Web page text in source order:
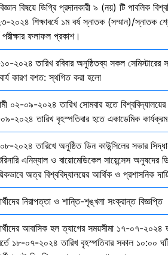
বিষয়ে ডিগ্রি প্রদানকারী ৯ (নয়) টি পাবলিক
২০২৪ শিক্ষাবর্ষে ১ম বর্ষ স্নাতক (সম্মান)/স্নাতক
পরীক্ষার ফলাফল প্রকাশ।
২০২৪ তারিখ রবিবার অনুষ্ঠিতব্য সকল সেমিস্টারের
কারণ বশত: স্থগিত করা হলো
০২-০৯-২০২৪ তারিখ সোমবার হতে
২০২৪ তারিখ বৃহস্পতিবার হতে একাডেমিক
২০২৪ তারিখে অনুষ্ঠিত ডিন কাউন্সিলের সভার
এনিম্যাল ও বায়োমেডিকেল সায়েন্সেস
অত্র বিশ্ববিদ্যালয়ের আর্থিক ও প্রশাসনিক
নিরাপত্তা ও শান্তি-শৃঙ্খলা সংক্রান্ত বিজ্ঞপ্তি
আবাসিক হল ত্যাগের সময়সীমা ১৭-০৭-২০২৪
১৮-০৭-২০২৪ তারিখ বৃহস্পতিবার সকাল ১০:০০